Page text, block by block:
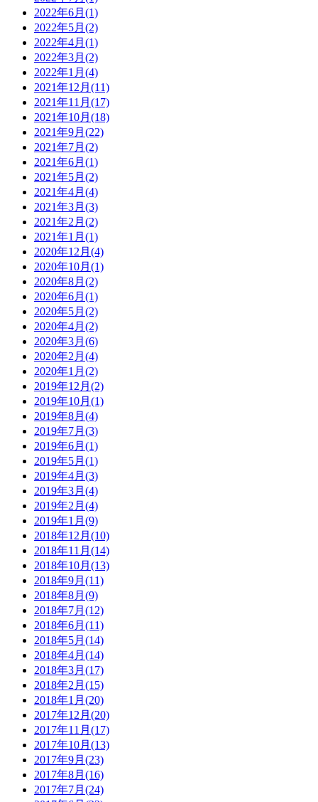
2022年6月(1)
2022年5月(2)
2022年4月(1)
2022年3月(2)
2022年1月(4)
2021年12月(11)
2021年11月(17)
2021年10月(18)
2021年9月(22)
2021年7月(2)
2021年6月(1)
2021年5月(2)
2021年4月(4)
2021年3月(3)
2021年2月(2)
2021年1月(1)
2020年12月(4)
2020年10月(1)
2020年8月(2)
2020年6月(1)
2020年5月(2)
2020年4月(2)
2020年3月(6)
2020年2月(4)
2020年1月(2)
2019年12月(2)
2019年10月(1)
2019年8月(4)
2019年7月(3)
2019年6月(1)
2019年5月(1)
2019年4月(3)
2019年3月(4)
2019年2月(4)
2019年1月(9)
2018年12月(10)
2018年11月(14)
2018年10月(13)
2018年9月(11)
2018年8月(9)
2018年7月(12)
2018年6月(11)
2018年5月(14)
2018年4月(14)
2018年3月(17)
2018年2月(15)
2018年1月(20)
2017年12月(20)
2017年11月(17)
2017年10月(13)
2017年9月(23)
2017年8月(16)
2017年7月(24)